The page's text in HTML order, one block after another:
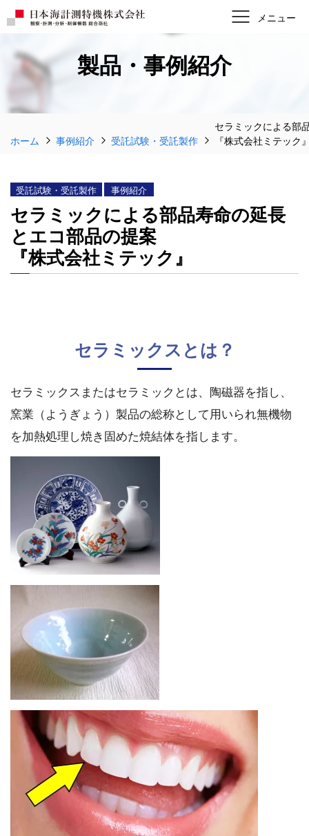
製品・事例紹介
ホーム 事例紹介 受託試験・受託製作
セラミックによる部
『株式会社ミテック
受託試験・受託製作 事例紹介
セラミックによる部品寿命の延長
とエコ部品の提案
『株式会社ミテック』
セラミックスとは？
セラミックスまたはセラミックとは、陶磁器を指し、
窯業（ようぎょう）製品の総称として用いられ無機物
を加熱処理し焼き固めた焼結体を指します。